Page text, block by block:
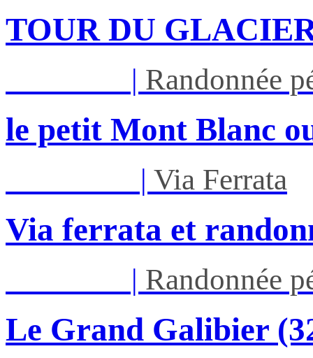
TOUR DU
| Randonnée
le petit Mont Blanc
| Via Ferrata
Via ferrata et
| Randonnée
Le Grand Galibier